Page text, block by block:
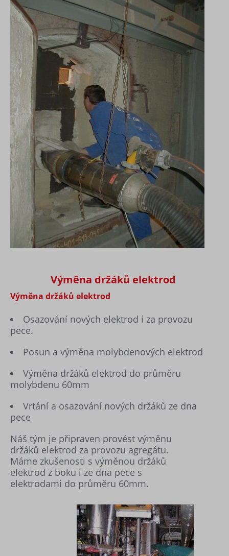
Výměna držáků elektrod
Výměna držáků elektrod
Osazování nových elektrod i za provozu
pece.
Posun a výměna molybdenových elektrod
Výměna držáků elektrod do průměru
molybdenu 60mm
Vrtání a osazování nových držáků ze dna
pece
Náš tým je připraven provést výměnu
držáků elektrod za provozu agregátu.
Máme zkušenosti s výměnou držáků
elektrod z boku i ze dna pece s
elektrodami do průměru 60mm.